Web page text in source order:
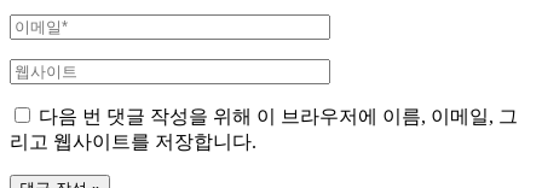
*이
일
웹
이
트
다음 번 댓글 작성을 위해 이 브라우저에 이름, 이메일, 그
리고 웹사이트를 저장합니다.